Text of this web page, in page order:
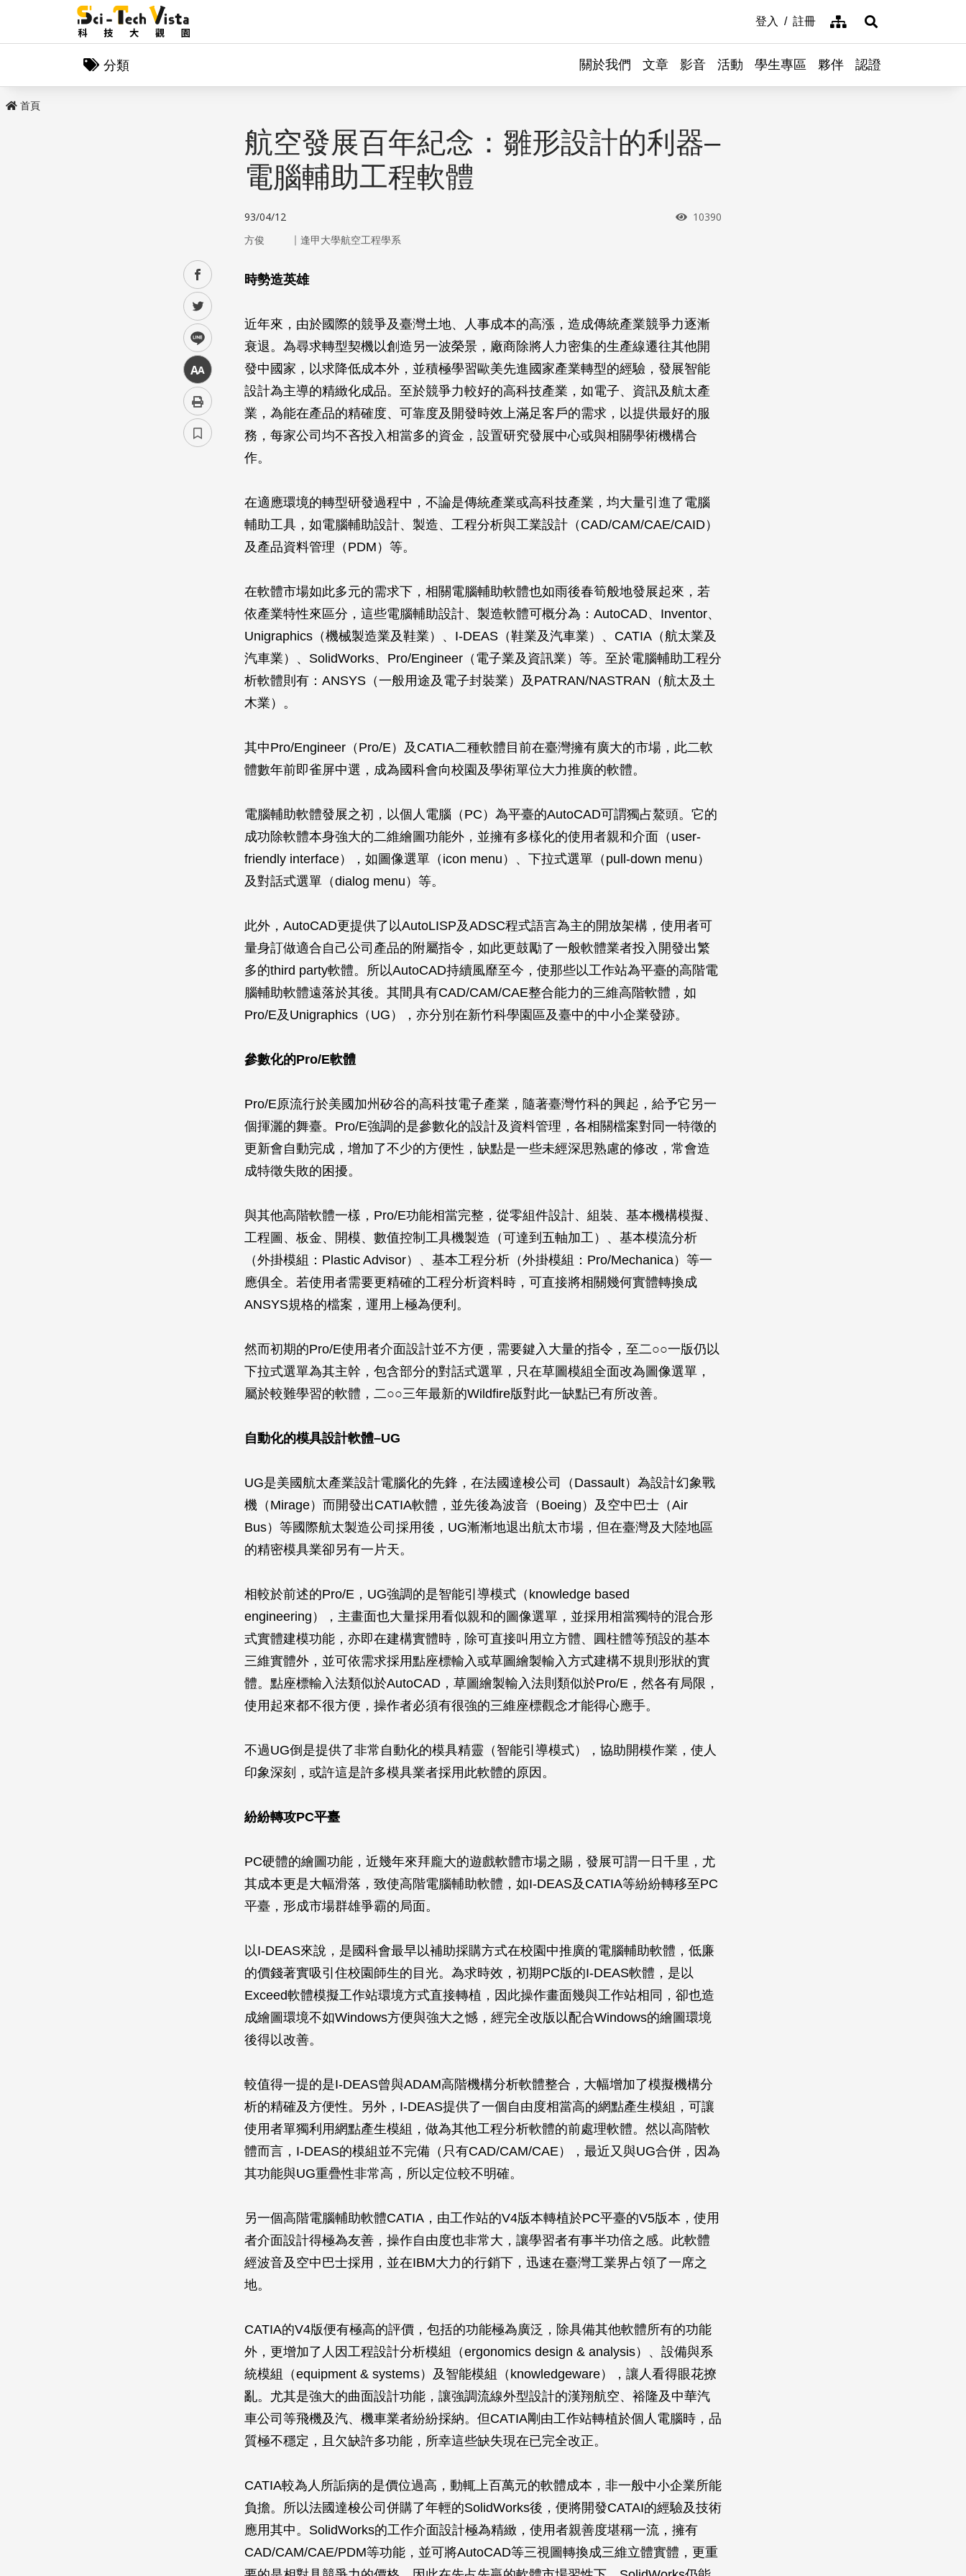
登入 註冊 網站導覽展開搜尋
分類 關於我們 文章 影音 活動 學生專區 夥伴 認證
首頁
facebook
twitter
line
中
航空發展百年紀念：雛形設計的利器–
電腦輔助工程軟體
93/04/12 瀏覽次數
10390
方俊 ｜ 逢甲大學航空工程學系
時勢造英雄
近年來，由於國際的競爭及臺灣土地、人事成本的高漲，造成傳統產業競爭力逐漸
衰退。為尋求轉型契機以創造另一波榮景，廠商除將人力密集的生產線遷往其他開
發中國家，以求降低成本外，並積極學習歐美先進國家產業轉型的經驗，發展智能
設計為主導的精緻化成品。至於競爭力較好的高科技產業，如電子、資訊及航太產
業，為能在產品的精確度、可靠度及開發時效上滿足客戶的需求，以提供最好的服
務，每家公司均不吝投入相當多的資金，設置研究發展中心或與相關學術機構合
作。
在適應環境的轉型研發過程中，不論是傳統產業或高科技產業，均大量引進了電腦
輔助工具，如電腦輔助設計、製造、工程分析與工業設計（CAD/CAM/CAE/CAID）
及產品資料管理（PDM）等。
在軟體市場如此多元的需求下，相關電腦輔助軟體也如雨後春筍般地發展起來，若
依產業特性來區分，這些電腦輔助設計、製造軟體可概分為：AutoCAD、Inventor、
Unigraphics（機械製造業及鞋業）、I-DEAS（鞋業及汽車業）、CATIA（航太業及
汽車業）、SolidWorks、Pro/Engineer（電子業及資訊業）等。至於電腦輔助工程分
析軟體則有：ANSYS（一般用途及電子封裝業）及PATRAN/NASTRAN（航太及土
木業）。
其中Pro/Engineer（Pro/E）及CATIA二種軟體目前在臺灣擁有廣大的市場，此二軟
體數年前即雀屏中選，成為國科會向校園及學術單位大力推廣的軟體。
電腦輔助軟體發展之初，以個人電腦（PC）為平臺的AutoCAD可謂獨占鰲頭。它的
成功除軟體本身強大的二維繪圖功能外，並擁有多樣化的使用者親和介面（user-
friendly interface），如圖像選單（icon menu）、下拉式選單（pull-down menu）
及對話式選單（dialog menu）等。
此外，AutoCAD更提供了以AutoLISP及ADSC程式語言為主的開放架構，使用者可
量身訂做適合自己公司產品的附屬指令，如此更鼓勵了一般軟體業者投入開發出繁
多的third party軟體。所以AutoCAD持續風靡至今，使那些以工作站為平臺的高階電
腦輔助軟體遠落於其後。其間具有CAD/CAM/CAE整合能力的三維高階軟體，如
Pro/E及Unigraphics（UG），亦分別在新竹科學園區及臺中的中小企業發跡。
參數化的Pro/E軟體
Pro/E原流行於美國加州矽谷的高科技電子產業，隨著臺灣竹科的興起，給予它另一
個揮灑的舞臺。Pro/E強調的是參數化的設計及資料管理，各相關檔案對同一特徵的
更新會自動完成，增加了不少的方便性，缺點是一些未經深思熟慮的修改，常會造
成特徵失敗的困擾。
與其他高階軟體一樣，Pro/E功能相當完整，從零組件設計、組裝、基本機構模擬、
工程圖、板金、開模、數值控制工具機製造（可達到五軸加工）、基本模流分析
（外掛模組：Plastic Advisor）、基本工程分析（外掛模組：Pro/Mechanica）等一
應俱全。若使用者需要更精確的工程分析資料時，可直接將相關幾何實體轉換成
ANSYS規格的檔案，運用上極為便利。
然而初期的Pro/E使用者介面設計並不方便，需要鍵入大量的指令，至二○○一版仍以
下拉式選單為其主幹，包含部分的對話式選單，只在草圖模組全面改為圖像選單，
屬於較難學習的軟體，二○○三年最新的Wildfire版對此一缺點已有所改善。
自動化的模具設計軟體–UG
UG是美國航太產業設計電腦化的先鋒，在法國達梭公司（Dassault）為設計幻象戰
機（Mirage）而開發出CATIA軟體，並先後為波音（Boeing）及空中巴士（Air
Bus）等國際航太製造公司採用後，UG漸漸地退出航太市場，但在臺灣及大陸地區
的精密模具業卻另有一片天。
相較於前述的Pro/E，UG強調的是智能引導模式（knowledge based
engineering），主畫面也大量採用看似親和的圖像選單，並採用相當獨特的混合形
式實體建模功能，亦即在建構實體時，除可直接叫用立方體、圓柱體等預設的基本
三維實體外，並可依需求採用點座標輸入或草圖繪製輸入方式建構不規則形狀的實
體。點座標輸入法類似於AutoCAD，草圖繪製輸入法則類似於Pro/E，然各有局限，
使用起來都不很方便，操作者必須有很強的三維座標觀念才能得心應手。
不過UG倒是提供了非常自動化的模具精靈（智能引導模式），協助開模作業，使人
印象深刻，或許這是許多模具業者採用此軟體的原因。
紛紛轉攻PC平臺
PC硬體的繪圖功能，近幾年來拜龐大的遊戲軟體市場之賜，發展可謂一日千里，尤
其成本更是大幅滑落，致使高階電腦輔助軟體，如I-DEAS及CATIA等紛紛轉移至PC
平臺，形成市場群雄爭霸的局面。
以I-DEAS來說，是國科會最早以補助採購方式在校園中推廣的電腦輔助軟體，低廉
的價錢著實吸引住校園師生的目光。為求時效，初期PC版的I-DEAS軟體，是以
Exceed軟體模擬工作站環境方式直接轉植，因此操作畫面幾與工作站相同，卻也造
成繪圖環境不如Windows方便與強大之憾，經完全改版以配合Windows的繪圖環境
後得以改善。
較值得一提的是I-DEAS曾與ADAM高階機構分析軟體整合，大幅增加了模擬機構分
析的精確及方便性。另外，I-DEAS提供了一個自由度相當高的網點產生模組，可讓
使用者單獨利用網點產生模組，做為其他工程分析軟體的前處理軟體。然以高階軟
體而言，I-DEAS的模組並不完備（只有CAD/CAM/CAE），最近又與UG合併，因為
其功能與UG重疊性非常高，所以定位較不明確。
另一個高階電腦輔助軟體CATIA，由工作站的V4版本轉植於PC平臺的V5版本，使用
者介面設計得極為友善，操作自由度也非常大，讓學習者有事半功倍之感。此軟體
經波音及空中巴士採用，並在IBM大力的行銷下，迅速在臺灣工業界占領了一席之
地。
CATIA的V4版便有極高的評價，包括的功能極為廣泛，除具備其他軟體所有的功能
外，更增加了人因工程設計分析模組（ergonomics design & analysis）、設備與系
統模組（equipment & systems）及智能模組（knowledgeware），讓人看得眼花撩
亂。尤其是強大的曲面設計功能，讓強調流線外型設計的漢翔航空、裕隆及中華汽
車公司等飛機及汽、機車業者紛紛採納。但CATIA剛由工作站轉植於個人電腦時，品
質極不穩定，且欠缺許多功能，所幸這些缺失現在已完全改正。
CATIA較為人所詬病的是價位過高，動輒上百萬元的軟體成本，非一般中小企業所能
負擔。所以法國達梭公司併購了年輕的SolidWorks後，便將開發CATAI的經驗及技術
應用其中。SolidWorks的工作介面設計極為精緻，使用者親善度堪稱一流，擁有
CAD/CAM/CAE/PDM等功能，並可將AutoCAD等三視圖轉換成三維立體實體，更重